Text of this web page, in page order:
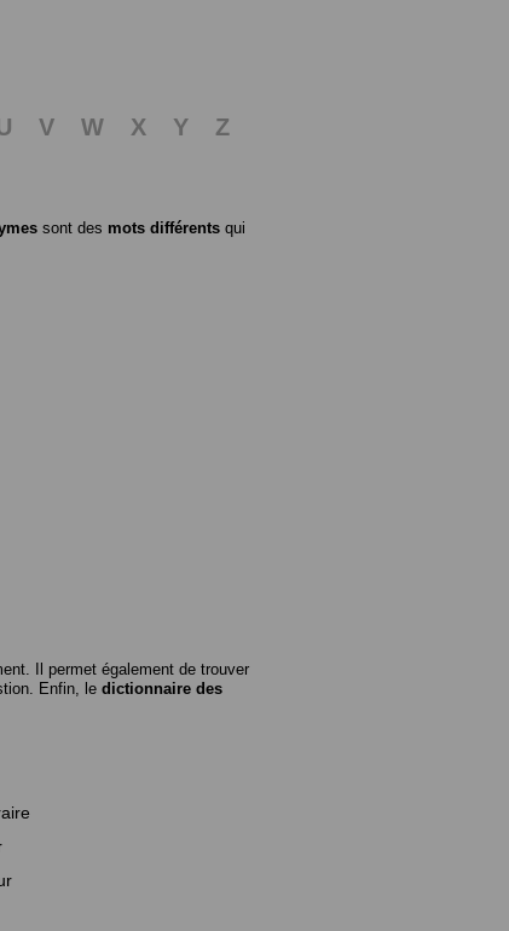
V W X Y
Z
sont des mots différents qui
Il permet également de trouver
Enfin, le dictionnaire des